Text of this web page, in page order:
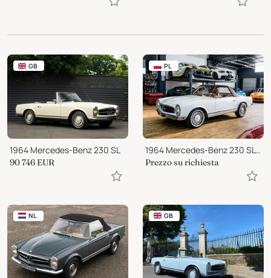
GB
1964 Mercedes-Benz 230 SL
90 746 EUR
PL
1964 Mercedes-Benz 230 SL Pagoda
Prezzo su richiesta
NL GB